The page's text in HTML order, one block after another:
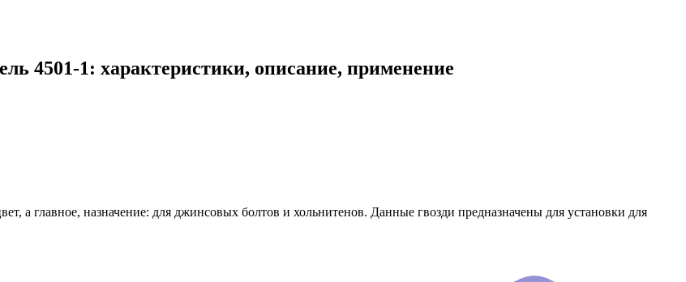
4501-1: характеристики, описание, применение
а главное, назначение: для джинсовых болтов и хольнитенов. Данные гвозди предназначены для установки для